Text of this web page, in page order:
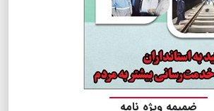
ضمیمه ویژه نامه